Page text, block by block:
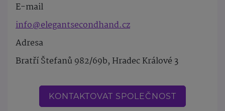
E-mail
info@elegantsecondhand.cz
Adresa
Bratří Štefanů 982/69b, Hradec Králové 3
KONTAKTOVAT SPOLEČNOST